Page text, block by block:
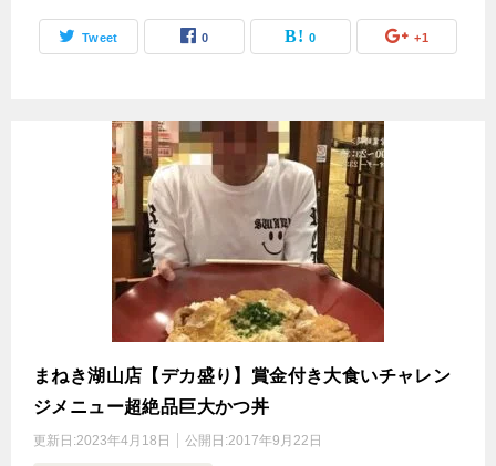
Tweet 0 0 +1
まねき湖山店【デカ盛り】賞金付き大食いチャレン
ジメニュー超絶品巨大かつ丼
更新日:2023年4月18日 公開日:2017年9月22日